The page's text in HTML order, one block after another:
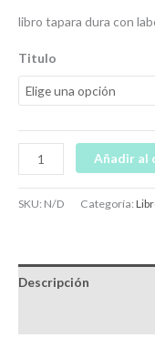
libro tapara dura con
Titulo
Añadir al
SKU: N/D Categoría:
Descripción